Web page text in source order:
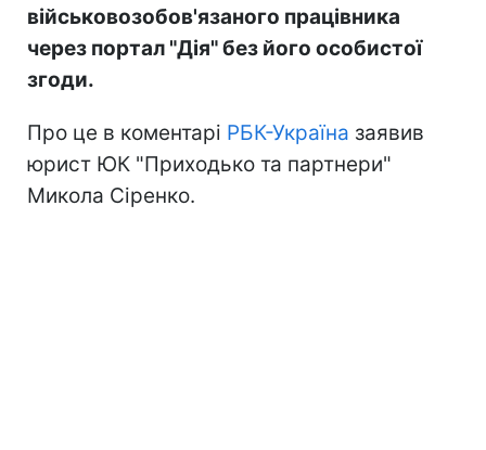
військовозобов'язаного працівника
через портал "Дія" без його особистої
згоди.
Про це в коментарі РБК-Україна заявив
юрист ЮК "Приходько та партнери"
Микола Сіренко.